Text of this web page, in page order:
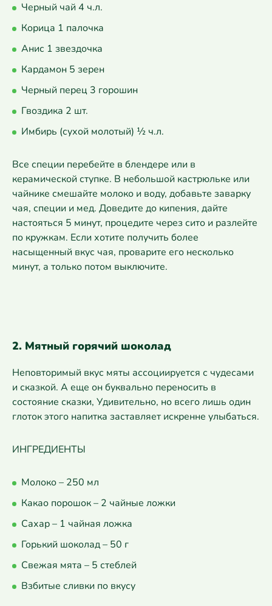
Черный чай 4 ч.л.
Корица 1 палочка
Анис 1 звездочка
Кардамон 5 зерен
Черный перец 3 горошин
Гвоздика 2 шт.
Имбирь (сухой молотый) ½ ч.л.
Все специи перебейте в блендере или в
керамической ступке. В небольшой кастрюльке или
чайнике смешайте молоко и воду, добавьте заварку
чая, специи и мед. Доведите до кипения, дайте
настояться 5 минут, процедите через сито и разлейте
по кружкам. Если хотите получить более
насыщенный вкус чая, проварите его несколько
минут, а только потом выключите.
2. Мятный горячий шоколад
Неповторимый вкус мяты ассоциируется с чудесами
и сказкой. А еще он буквально переносить в
состояние сказки, Удивительно, но всего лишь один
глоток этого напитка заставляет искренне улыбаться.
ИНГРЕДИЕНТЫ
Молоко – 250 мл
Какао порошок – 2 чайные ложки
Сахар – 1 чайная ложка
Горький шоколад – 50 г
Свежая мята – 5 стеблей
Взбитые сливки по вкусу